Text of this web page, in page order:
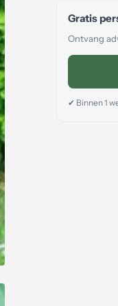
Gratis
Ontvang
✔ Binnen 1